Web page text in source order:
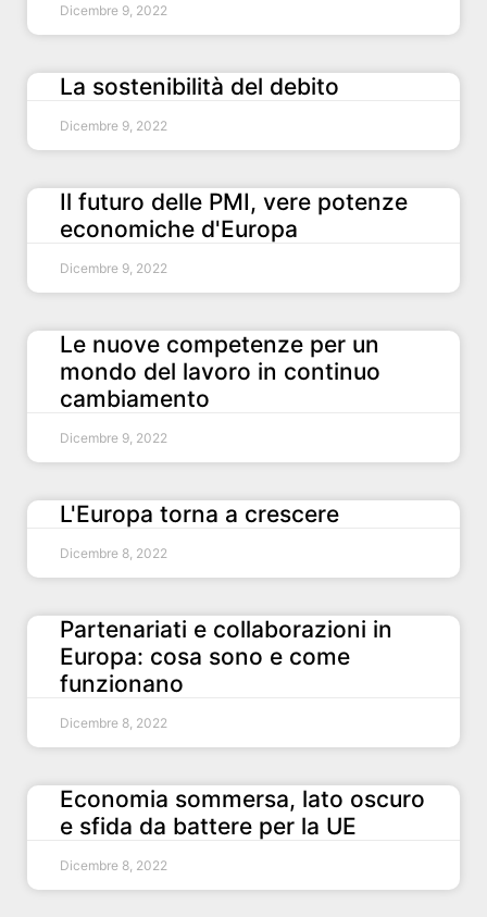
Dicembre 9, 2022
La sostenibilità del debito
Dicembre 9, 2022
Il futuro delle PMI, vere potenze
economiche d'Europa
Dicembre 9, 2022
Le nuove competenze per un
mondo del lavoro in continuo
cambiamento
Dicembre 9, 2022
L'Europa torna a crescere
Dicembre 8, 2022
Partenariati e collaborazioni in
Europa: cosa sono e come
funzionano
Dicembre 8, 2022
Economia sommersa, lato oscuro
e sfida da battere per la UE
Dicembre 8, 2022